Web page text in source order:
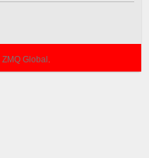
ZMQ Global .